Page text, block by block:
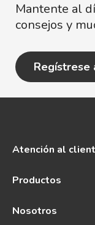
Mantente al
consejos y
Regístrese
Atención al
Productos
Nosotros